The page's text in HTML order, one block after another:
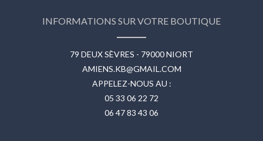
INFORMATIONS SUR VOTRE BOUTIQUE
79 DEUX SÈVRES - 79000 NIORT
AMIENS.KB@GMAIL.COM
APPELEZ-NOUS AU :
05 33 06 22 72
06 47 83 43 06